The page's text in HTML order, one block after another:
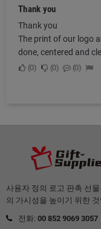
Thank you
Thank you
The print of our logo
done, centered and
0 0 0
사용자 정의 로고 판촉 선
의 가시성을 높이기 위한 것
전화: 00 852 9069 3057